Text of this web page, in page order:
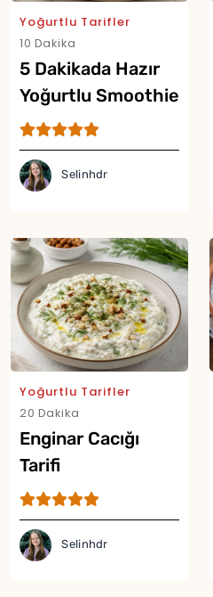
Yoğurtlu Tarifler
10 Dakika
5 Dakikada Hazır
Yoğurtlu Smoothie
Tarifi
Selinhdr
Yoğurtlu Tarifler
20 Dakika
Enginar Cacığı
Tarifi
Selinhdr